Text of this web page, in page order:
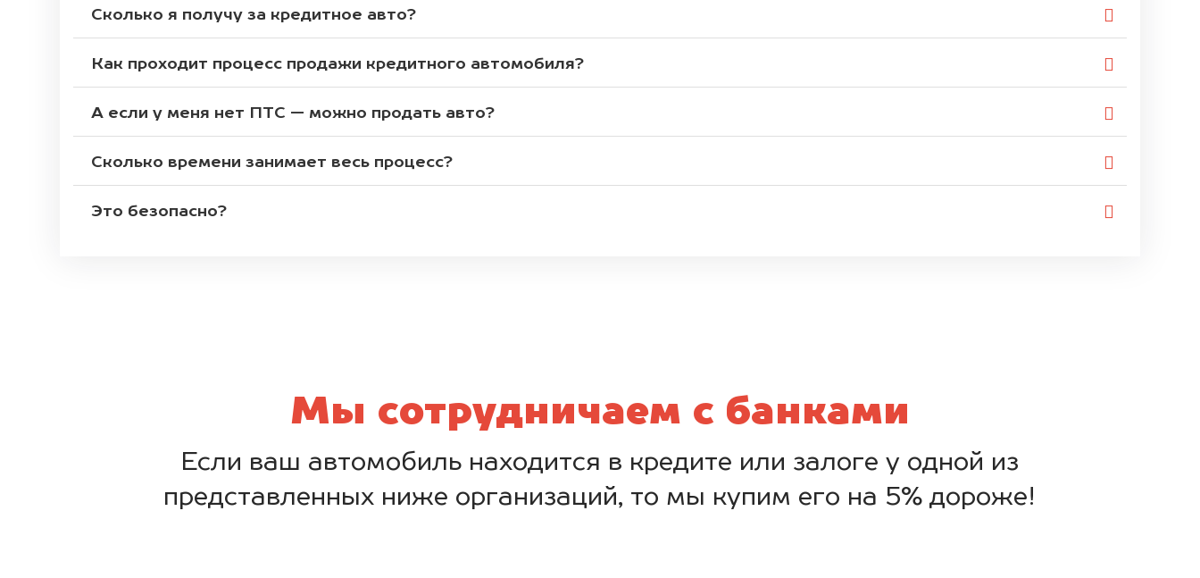
Сколько я получу за кредитное авто?
Как проходит процесс продажи кредитного автомобиля?
А если у меня нет ПТС — можно продать авто?
Сколько времени занимает весь процесс?
Это безопасно?
Мы сотрудничаем с банками
Если ваш автомобиль находится в кредите или залоге у одной из
представленных ниже организаций, то мы купим его на 5% дороже!